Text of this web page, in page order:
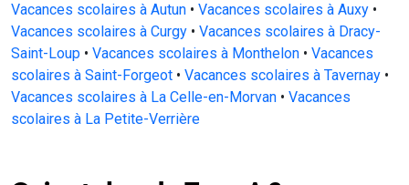
Vacances scolaires à Autun • Vacances scolaires à Auxy •
Vacances scolaires à Curgy • Vacances scolaires à Dracy-
Saint-Loup • Vacances scolaires à Monthelon • Vacances
scolaires à Saint-Forgeot • Vacances scolaires à Tavernay •
Vacances scolaires à La Celle-en-Morvan • Vacances
scolaires à La Petite-Verrière